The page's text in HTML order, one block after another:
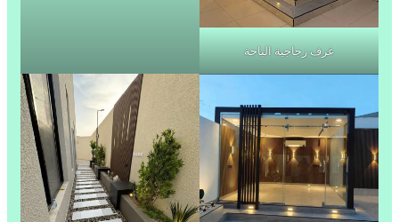
غرف زجاجية الباحة